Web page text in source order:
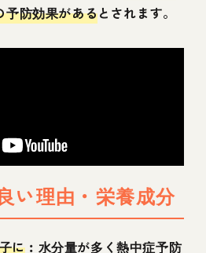
予防効果があるとされます。
い理由・栄養成分
に ︰水分量が多く熱中症予防